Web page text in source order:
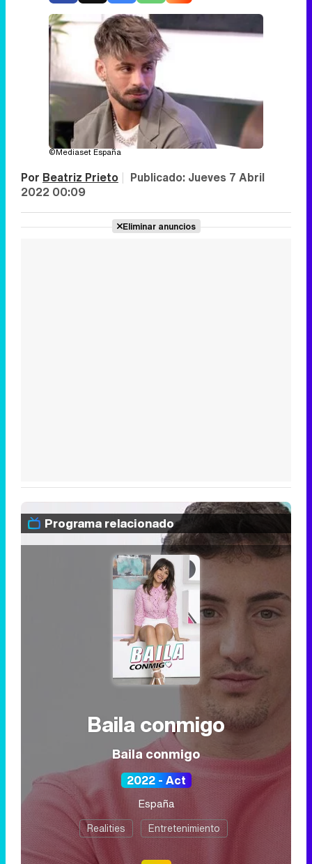
©Mediaset España
Por Beatriz Prieto | Publicado: Jueves 7 Abril
2022 00:09
Eliminar anuncios
Programa relacionado
Baila conmigo
Baila conmigo
2022 - Act
España
Realities Entretenimiento